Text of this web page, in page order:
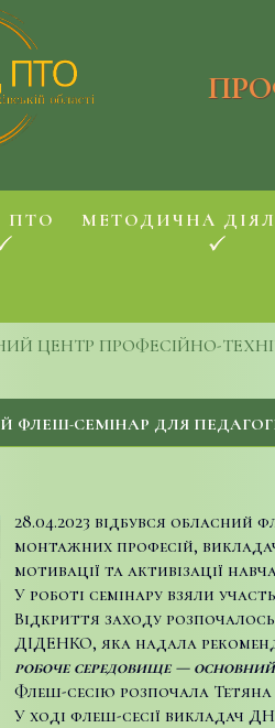
ПТО МЕТОДИЧНА
ЦЕНТР ПРОФЕСІЙНО-
ФЛЕШ-СЕМІНАР ДЛЯ
28.04.2023 відбувся обласний
монтажних професій,
мотивації та активізації
У роботі семінару взяли
Відкриття заходу
ДІДЕНКО, яка надала
робоче середовище —
Флеш-сесію розпочала
У ході флеш-сесії викладач